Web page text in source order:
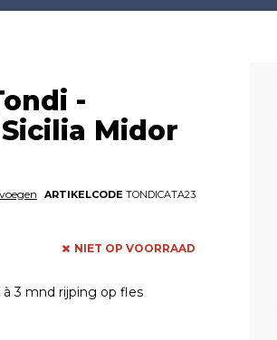
-
Midor
ARTIKELCODETONDICATA23
NIET OP VOORRAAD
3 mnd rijping op fles